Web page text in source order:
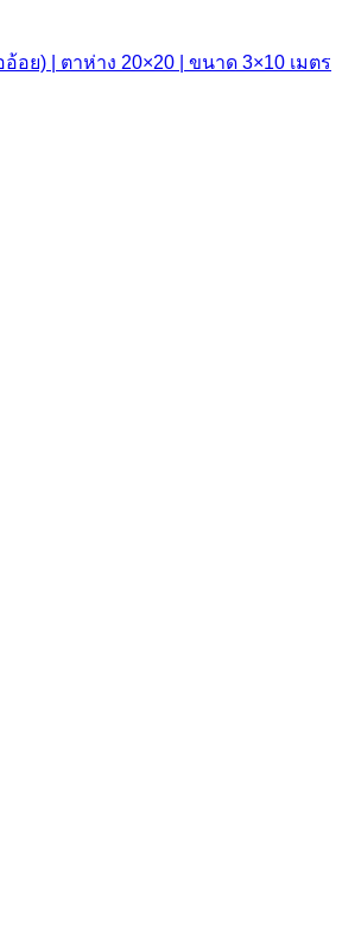
อย) | ตาห่าง 20×20 | ขนาด 3×10 เมตร